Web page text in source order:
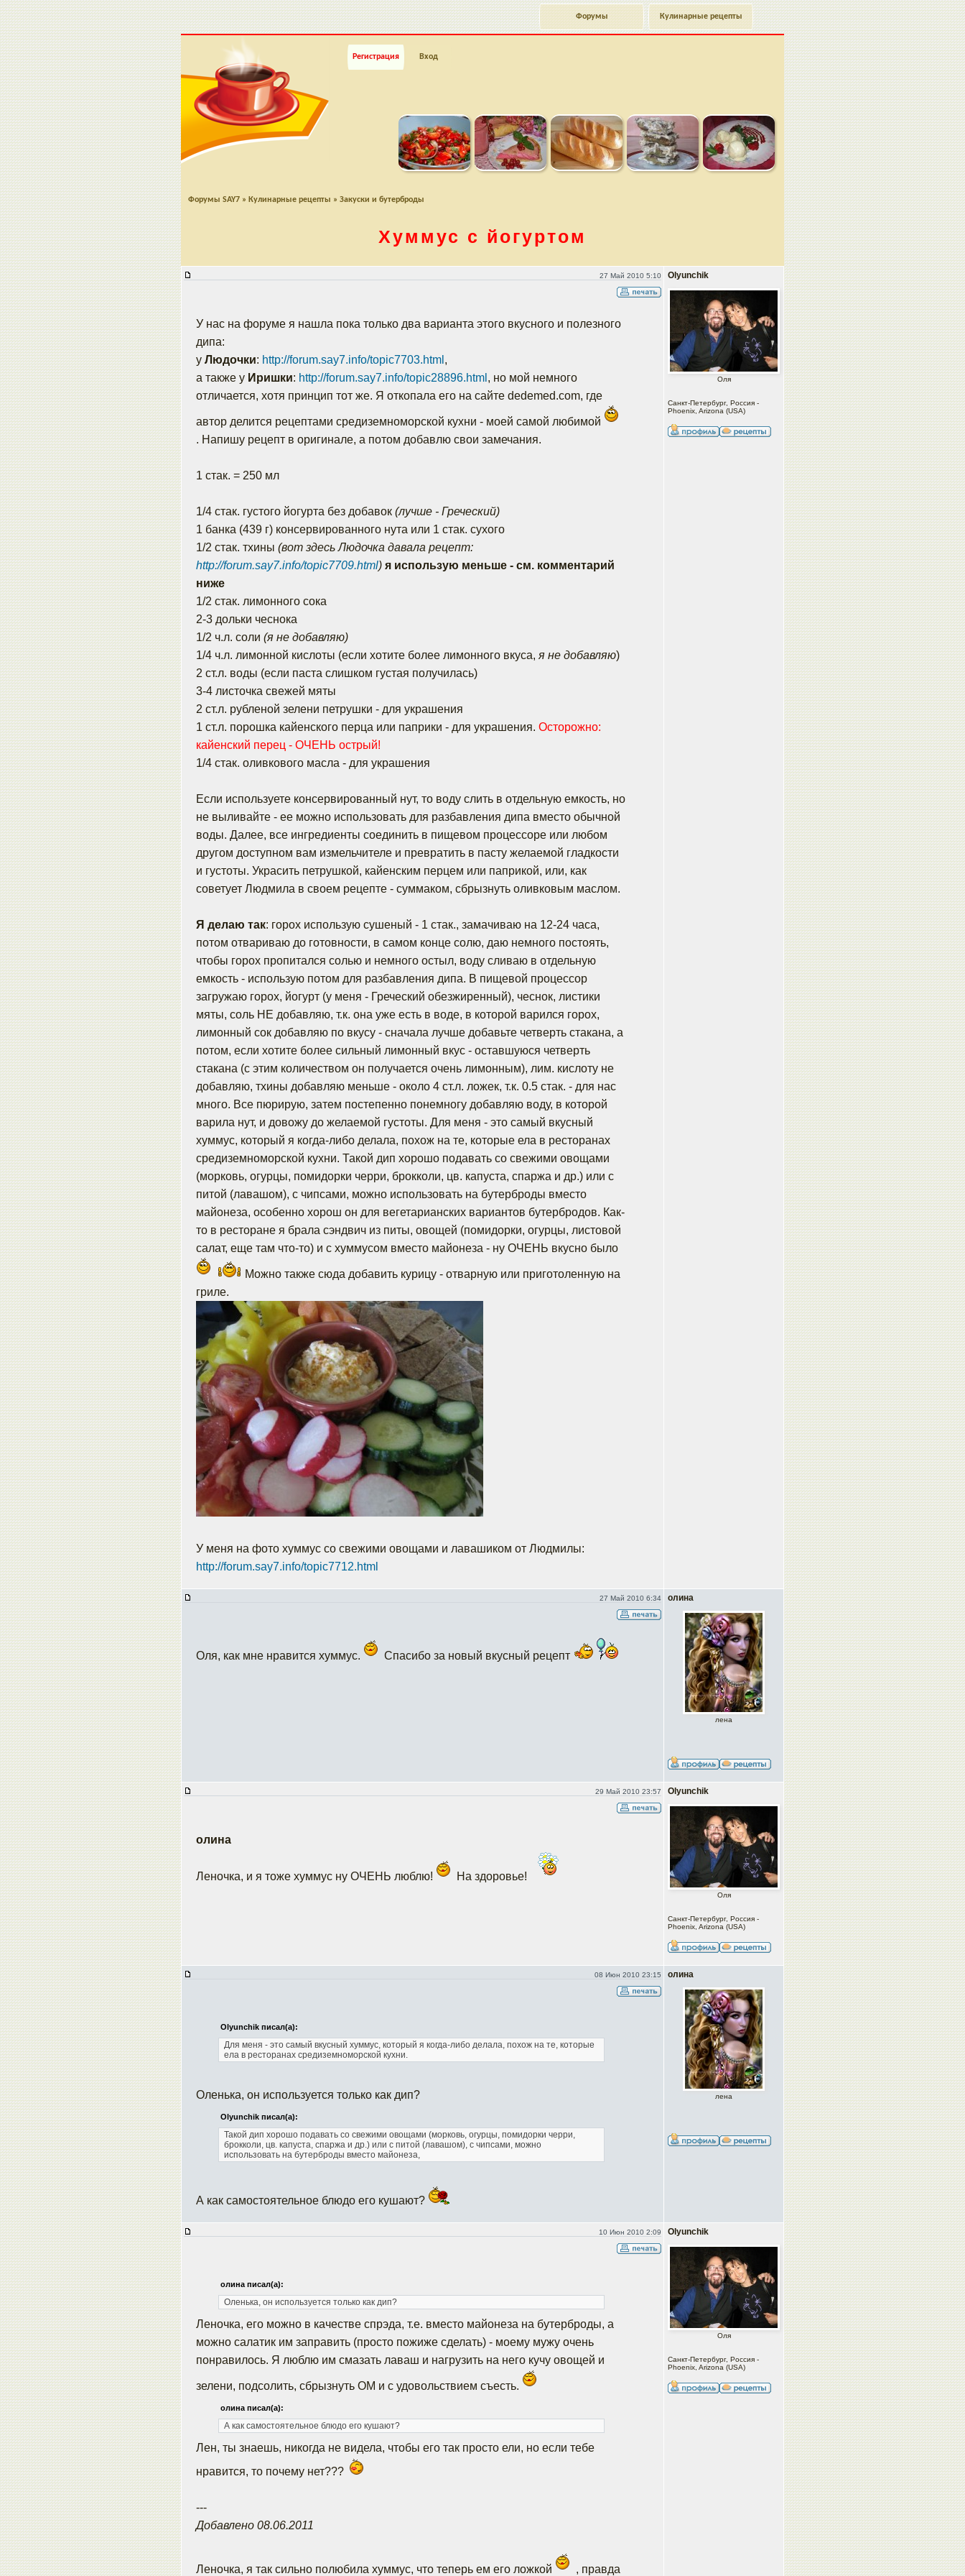
Кулинарные рецепты
Форумы
Регистрация Вход
Форумы SAY7 » Кулинарные рецепты » Закуски и бутерброды
Хуммус с йогуртом
27 Май 2010 5:10 Olyunchik
Оля
Санкт-Петербург, Россия -
Phoenix, Arizona (USA)
У нас на форуме я нашла пока только два варианта этого вкусного и полезного
дипа:
у Людочки: http://forum.say7.info/topic7703.html ,
а также у Иришки: http://forum.say7.info/topic28896.html , но мой немного
отличается, хотя принцип тот же. Я откопала его на сайте dedemed.com, где
автор делится рецептами средиземноморской кухни - моей самой любимой
. Напишу рецепт в оригинале, а потом добавлю свои замечания.
1 стак. = 250 мл
1/4 стак. густого йогурта без добавок (лучше - Греческий)
1 банка (439 г) консервированного нута или 1 стак. сухого
1/2 стак. тхины (вот здесь Людочка давала рецепт:
http://forum.say7.info/topic7709.html) я использую меньше - см. комментарий
ниже
1/2 стак. лимонного сока
2-3 дольки чеснока
1/2 ч.л. соли (я не добавляю)
1/4 ч.л. лимонной кислоты (если хотите более лимонного вкуса, я не добавляю)
2 ст.л. воды (если паста слишком густая получилась)
3-4 листочка свежей мяты
2 ст.л. рубленой зелени петрушки - для украшения
1 ст.л. порошка кайенского перца или паприки - для украшения. Осторожно:
кайенский перец - ОЧЕНЬ острый!
1/4 стак. оливкового масла - для украшения
Если используете консервированный нут, то воду слить в отдельную емкость, но
не выливайте - ее можно использовать для разбавления дипа вместо обычной
воды. Далее, все ингредиенты соединить в пищевом процессоре или любом
другом доступном вам измельчителе и превратить в пасту желаемой гладкости
и густоты. Украсить петрушкой, кайенским перцем или паприкой, или, как
советует Людмила в своем рецепте - суммаком, сбрызнуть оливковым маслом.
Я делаю так: горох использую сушеный - 1 стак., замачиваю на 12-24 часа,
потом отвариваю до готовности, в самом конце солю, даю немного постоять,
чтобы горох пропитался солью и немного остыл, воду сливаю в отдельную
емкость - использую потом для разбавления дипа. В пищевой процессор
загружаю горох, йогурт (у меня - Греческий обезжиренный), чеснок, листики
мяты, соль НЕ добавляю, т.к. она уже есть в воде, в которой варился горох,
лимонный сок добавляю по вкусу - сначала лучше добавьте четверть стакана, а
потом, если хотите более сильный лимонный вкус - оставшуюся четверть
стакана (с этим количеством он получается очень лимонным), лим. кислоту не
добавляю, тхины добавляю меньше - около 4 ст.л. ложек, т.к. 0.5 стак. - для нас
много. Все пюрирую, затем постепенно понемногу добавляю воду, в которой
варила нут, и довожу до желаемой густоты. Для меня - это самый вкусный
хуммус, который я когда-либо делала, похож на те, которые ела в ресторанах
средиземноморской кухни. Такой дип хорошо подавать со свежими овощами
(морковь, огурцы, помидорки черри, брокколи, цв. капуста, спаржа и др.) или с
питой (лавашом), с чипсами, можно использовать на бутерброды вместо
майонеза, особенно хорош он для вегетарианских вариантов бутербродов. Как-
то в ресторане я брала сэндвич из питы, овощей (помидорки, огурцы, листовой
салат, еще там что-то) и с хуммусом вместо майонеза - ну ОЧЕНЬ вкусно было
Можно также сюда добавить курицу - отварную или приготоленную на
гриле.
У меня на фото хуммус со свежими овощами и лавашиком от Людмилы:
http://forum.say7.info/topic7712.html
27 Май 2010 6:34 олина
лена
Оля, как мне нравится хуммус. Спасибо за новый вкусный рецепт
29 Май 2010 23:57 Olyunchik
Оля
Санкт-Петербург, Россия -
Phoenix, Arizona (USA)
олина
Леночка, и я тоже хуммус ну ОЧЕНЬ люблю! На здоровье!
08 Июн 2010 23:15 олина
лена
Olyunchik писал(а):
Для меня - это самый вкусный хуммус, который я когда-либо делала, похож на те, которые
ела в ресторанах средиземноморской кухни.
Оленька, он используется только как дип?
Olyunchik писал(а):
Такой дип хорошо подавать со свежими овощами (морковь, огурцы, помидорки черри,
брокколи, цв. капуста, спаржа и др.) или с питой (лавашом), с чипсами, можно
использовать на бутерброды вместо майонеза,
А как самостоятельное блюдо его кушают?
10 Июн 2010 2:09 Olyunchik
Оля
Санкт-Петербург, Россия -
Phoenix, Arizona (USA)
олина писал(а):
Оленька, он используется только как дип?
Леночка, его можно в качестве спрэда, т.е. вместо майонеза на бутерброды, а
можно салатик им заправить (просто пожиже сделать) - моему мужу очень
понравилось. Я люблю им смазать лаваш и нагрузить на него кучу овощей и
зелени, подсолить, сбрызнуть ОМ и с удовольствием съесть.
олина писал(а):
А как самостоятельное блюдо его кушают?
Лен, ты знаешь, никогда не видела, чтобы его так просто ели, но если тебе
нравится, то почему нет???
---
Добавлено 08.06.2011
Леночка, я так сильно полюбила хуммус, что теперь ем его ложкой , правда